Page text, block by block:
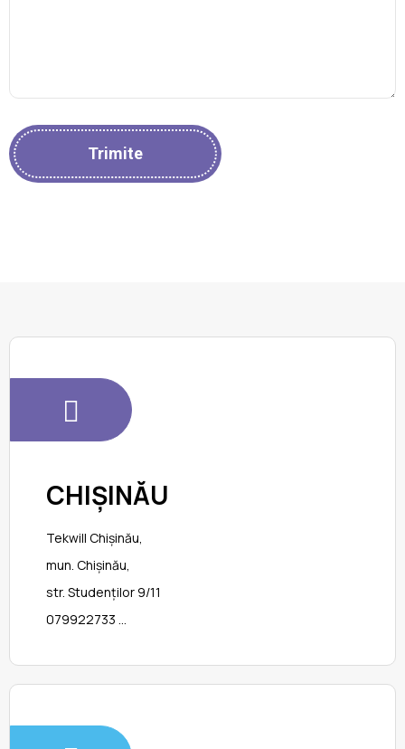
CHIȘINĂU
Tekwill Chișinău,
mun. Chișinău,
str. Studenților 9/11
079922733